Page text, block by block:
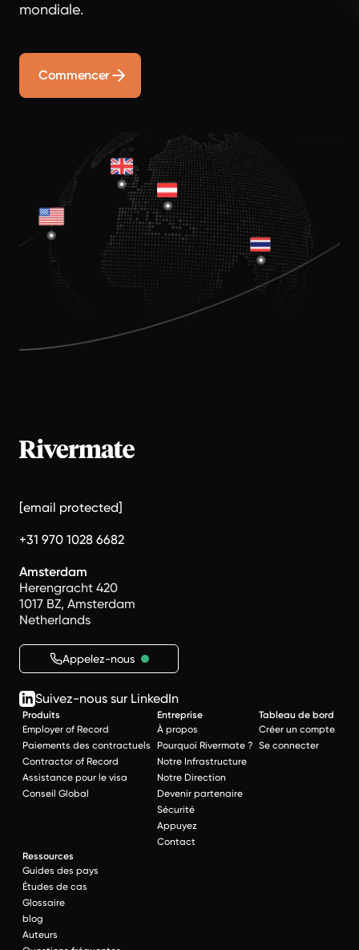
mondiale.
Commencer
[email protected]
+31 970 1028 6682
Amsterdam
Herengracht 420
1017 BZ, Amsterdam
Netherlands
Appelez-nous
Suivez-nous sur LinkedIn
Produits
Employer of Record
Paiements des contractuels
Contractor of Record
Assistance pour le visa
Conseil Global
Entreprise
À propos
Pourquoi Rivermate ?
Notre Infrastructure
Notre Direction
Devenir partenaire
Sécurité
Appuyez
Contact
Tableau de bord
Créer un compte
Se connecter
Ressources
Guides des pays
Études de cas
Glossaire
blog
Auteurs